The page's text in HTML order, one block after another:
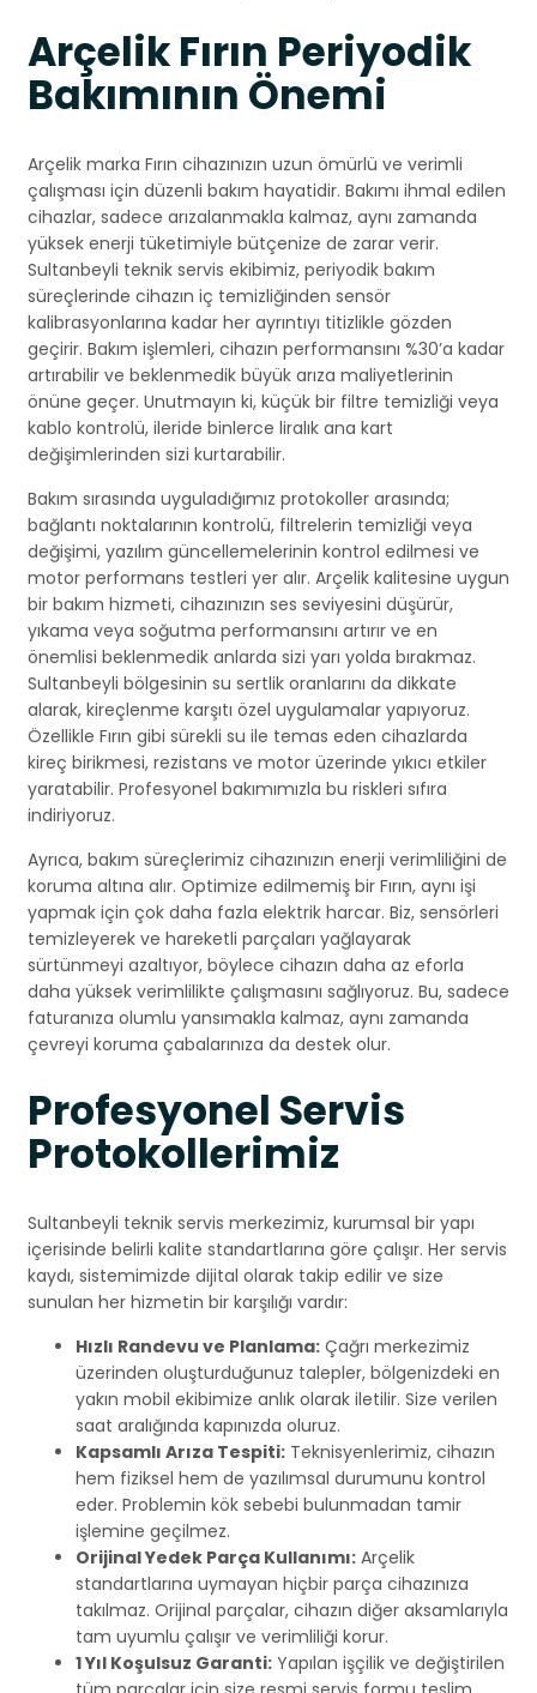
Arçelik Fırın Periyodik
Bakımının Önemi
Arçelik marka Fırın cihazınızın uzun ömürlü ve verimli
çalışması için düzenli bakım hayatidir. Bakımı ihmal edilen
cihazlar, sadece arızalanmakla kalmaz, aynı zamanda
yüksek enerji tüketimiyle bütçenize de zarar verir.
Sultanbeyli teknik servis ekibimiz, periyodik bakım
süreçlerinde cihazın iç temizliğinden sensör
kalibrasyonlarına kadar her ayrıntıyı titizlikle gözden
geçirir. Bakım işlemleri, cihazın performansını %30’a kadar
artırabilir ve beklenmedik büyük arıza maliyetlerinin
önüne geçer. Unutmayın ki, küçük bir filtre temizliği veya
kablo kontrolü, ileride binlerce liralık ana kart
değişimlerinden sizi kurtarabilir.
Bakım sırasında uyguladığımız protokoller arasında;
bağlantı noktalarının kontrolü, filtrelerin temizliği veya
değişimi, yazılım güncellemelerinin kontrol edilmesi ve
motor performans testleri yer alır. Arçelik kalitesine uygun
bir bakım hizmeti, cihazınızın ses seviyesini düşürür,
yıkama veya soğutma performansını artırır ve en
önemlisi beklenmedik anlarda sizi yarı yolda bırakmaz.
Sultanbeyli bölgesinin su sertlik oranlarını da dikkate
alarak, kireçlenme karşıtı özel uygulamalar yapıyoruz.
Özellikle Fırın gibi sürekli su ile temas eden cihazlarda
kireç birikmesi, rezistans ve motor üzerinde yıkıcı etkiler
yaratabilir. Profesyonel bakımımızla bu riskleri sıfıra
indiriyoruz.
Ayrıca, bakım süreçlerimiz cihazınızın enerji verimliliğini de
koruma altına alır. Optimize edilmemiş bir Fırın, aynı işi
yapmak için çok daha fazla elektrik harcar. Biz, sensörleri
temizleyerek ve hareketli parçaları yağlayarak
sürtünmeyi azaltıyor, böylece cihazın daha az eforla
daha yüksek verimlilikte çalışmasını sağlıyoruz. Bu, sadece
faturanıza olumlu yansımakla kalmaz, aynı zamanda
çevreyi koruma çabalarınıza da destek olur.
Profesyonel Servis
Protokollerimiz
Sultanbeyli teknik servis merkezimiz, kurumsal bir yapı
içerisinde belirli kalite standartlarına göre çalışır. Her servis
kaydı, sistemimizde dijital olarak takip edilir ve size
sunulan her hizmetin bir karşılığı vardır:
Hızlı Randevu ve Planlama: Çağrı merkezimiz
üzerinden oluşturduğunuz talepler, bölgenizdeki en
yakın mobil ekibimize anlık olarak iletilir. Size verilen
saat aralığında kapınızda oluruz.
Kapsamlı Arıza Tespiti: Teknisyenlerimiz, cihazın
hem fiziksel hem de yazılımsal durumunu kontrol
eder. Problemin kök sebebi bulunmadan tamir
işlemine geçilmez.
Orijinal Yedek Parça Kullanımı: Arçelik
standartlarına uymayan hiçbir parça cihazınıza
takılmaz. Orijinal parçalar, cihazın diğer aksamlarıyla
tam uyumlu çalışır ve verimliliği korur.
1 Yıl Koşulsuz Garanti: Yapılan işçilik ve değiştirilen